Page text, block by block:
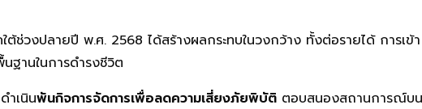
ช่วงปลายปี พ.ศ. 2568 ได้สร้างผลกระทบในวงกว้าง ทั้งต่อรายได้ การเข้า
ฐานในการดำรงชีวิต
ดำเนินพันกิจการจัดการเพื่อลดความเสี่ยงภัยพิบัติ ตอบสนองสถานการณ์บน